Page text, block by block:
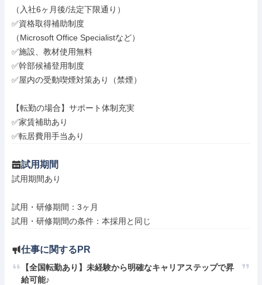
（入社6ヶ月後/法定下限通り）
✅資格取得補助制度
（Microsoft Office Specialistなど）
✅施設、教材使用無料
✅幹部候補登用制度
✅屋内の受動喫煙対策あり（禁煙）
【転勤の場合】サポート体制充実
✅家賃補助あり
✅転居費用手当あり
試用期間
試用期間あり
試用・研修期間：3ヶ月
仕事に関するPR
【全国転勤あり】未経験から明確なキャリアステップで昇
給可能♪